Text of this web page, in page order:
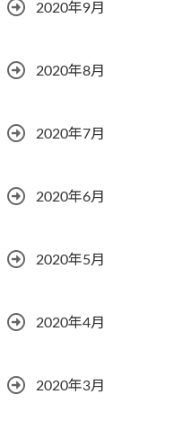
2020年9月
2020年8月
2020年7月
2020年6月
2020年5月
2020年4月
2020年3月